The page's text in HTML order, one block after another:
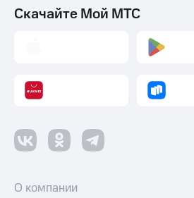
Скачайте Мой МТС
О компании